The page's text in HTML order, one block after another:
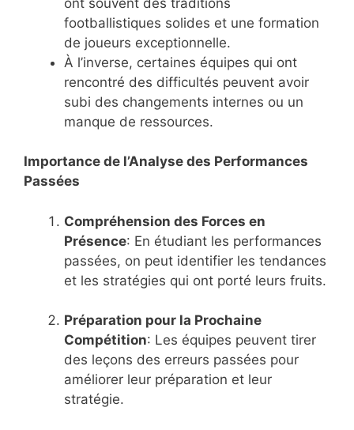
footballistiques solides et une formation
de joueurs exceptionnelle.
À l’inverse, certaines équipes qui ont
rencontré des difficultés peuvent avoir
subi des changements internes ou un
manque de ressources.
Importance de l’Analyse des Performances
Passées
Compréhension des Forces en
Présence: En étudiant les performances
passées, on peut identifier les tendances
et les stratégies qui ont porté leurs fruits.
Préparation pour la Prochaine
Compétition: Les équipes peuvent tirer
des leçons des erreurs passées pour
améliorer leur préparation et leur
stratégie.